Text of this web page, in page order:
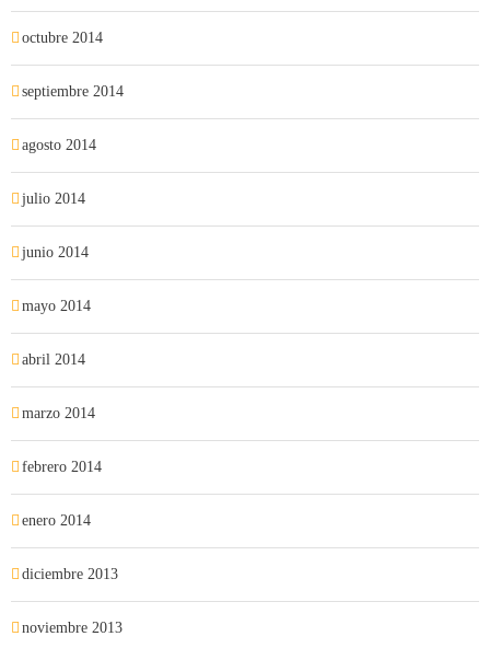
octubre 2014
septiembre 2014
agosto 2014
julio 2014
junio 2014
mayo 2014
abril 2014
marzo 2014
febrero 2014
enero 2014
diciembre 2013
noviembre 2013